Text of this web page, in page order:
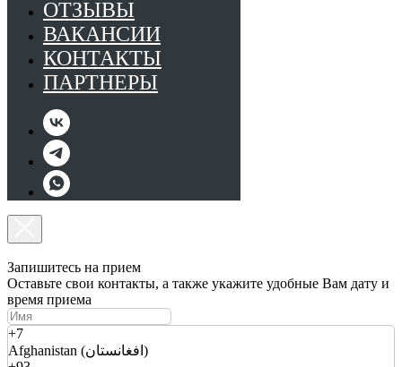
ОТЗЫВЫ
ВАКАНСИИ
КОНТАКТЫ
ПАРТНЕРЫ
Запишитесь на прием
Оставьте свои контакты, а также укажите удобные Вам дату и
время приема
+7
Afghanistan (افغانستان)